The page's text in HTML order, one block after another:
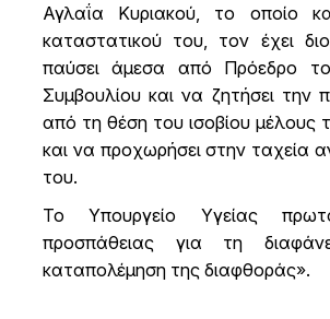
Αγλαΐα Κυριακού, το οποίο
καταστατικού του, τον έχει
παύσει άμεσα από Πρόεδρο του
Συμβουλίου και να ζητήσει την
από τη θέση του ισοβίου
και να προχωρήσει στην ταχεία
του.
Το Υπουργείο Υγείας
προσπάθειας για τη
καταπολέμηση της διαφθοράς».